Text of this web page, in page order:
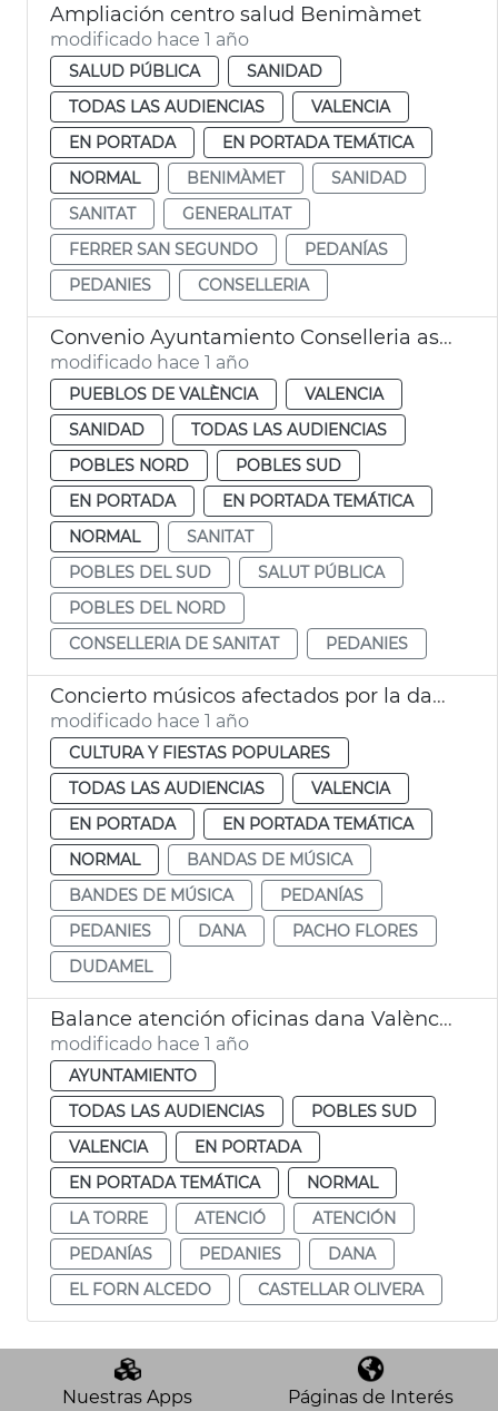
Ampliación centro salud Benimàmet
modificado hace 1 año
SALUD PÚBLICA
SANIDAD
TODAS LAS AUDIENCIAS
VALENCIA
EN PORTADA
EN PORTADA TEMÁTICA
NORMAL
BENIMÀMET
SANIDAD
SANITAT
GENERALITAT
FERRER SAN SEGUNDO
PEDANÍAS
PEDANIES
CONSELLERIA
Convenio Ayuntamiento Conselleria asistencia médica pedanías València
modificado hace 1 año
PUEBLOS DE VALÈNCIA
VALENCIA
SANIDAD
TODAS LAS AUDIENCIAS
POBLES NORD
POBLES SUD
EN PORTADA
EN PORTADA TEMÁTICA
NORMAL
SANITAT
POBLES DEL SUD
SALUT PÚBLICA
POBLES DEL NORD
CONSELLERIA DE SANITAT
PEDANIES
Concierto músicos afectados por la dana
modificado hace 1 año
CULTURA Y FIESTAS POPULARES
TODAS LAS AUDIENCIAS
VALENCIA
EN PORTADA
EN PORTADA TEMÁTICA
NORMAL
BANDAS DE MÚSICA
BANDES DE MÚSICA
PEDANÍAS
PEDANIES
DANA
PACHO FLORES
DUDAMEL
Balance atención oficinas dana València
modificado hace 1 año
AYUNTAMIENTO
TODAS LAS AUDIENCIAS
POBLES SUD
VALENCIA
EN PORTADA
EN PORTADA TEMÁTICA
NORMAL
LA TORRE
ATENCIÓ
ATENCIÓN
PEDANÍAS
PEDANIES
DANA
EL FORN ALCEDO
CASTELLAR OLIVERA
Nuestras Apps Páginas de Interés